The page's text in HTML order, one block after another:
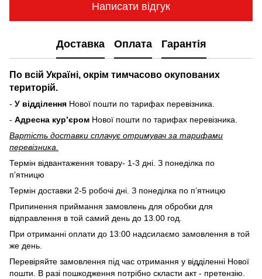
Написати відгук
Доставка Оплата Гарантія
По всій Україні, окрім тимчасово окупованих
територій.
- У відділення Нової пошти по тарифах перевізника.
- Адресна курʼєром Нової пошти по тарифах перевізника.
Вартість доставки cплачує отримувач за тарифами
перевізника.
Термін відвантаження товару- 1-3 дні. З понеділка по
пʼятницю
Термін доставки 2-5 робочі дні. З понеділка по пʼятницю
Припинення приймання замовлень для обробки для
відправлення в той самий день до 13.00 год.
При отриманні оплати до 13:00 надсилаємо замовлення в той
же день.
Перевіряйте замовлення під час отримання у відділенні Нової
пошти. В разі пошкодження потрібно скласти акт - претензію.